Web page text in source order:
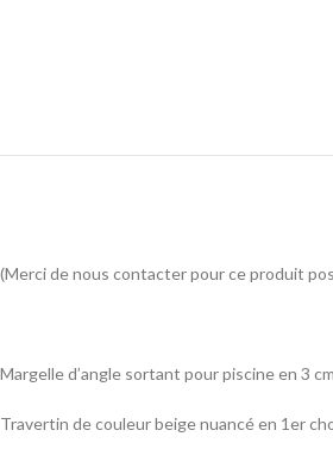
(Merci de nous contacter pour ce produit
Margelle d’angle sortant pour piscine en 3
Travertin de couleur beige nuancé en 1er